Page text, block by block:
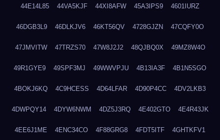
44E14L85 44VA5KJF 44XI8AFW 45A3IPS9 4601IURZ
46DGB3L9 46DLKJV6 46KT56QV 4728GJZN 47CQFY0O
47JMVITW 47TRZS70 47W8J2J2 48QJBQ0X 49MZ8W4O
49R1GYE9 49SPF3MJ 49WWVPJU 4B13IA3F 4B1N5SGO
4BOKJ6KQ 4C9HCESS 4D64LFAR 4D90P4CC 4DV2LKB3
4DWPQY14 4DYW6NWM 4DZ5J3RQ 4E402GTO 4E4R43JK
4EE6J1ME 4ENC34CO 4F88GRG8 4FDT5ITF 4GHTKFV1